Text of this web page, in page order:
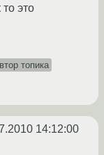
это
топика
14:12:00